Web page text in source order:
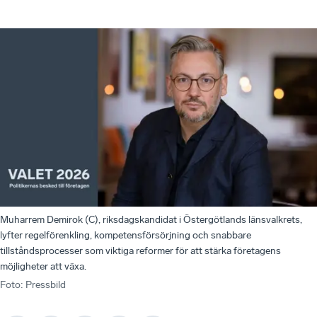
Muharrem Demirok (C), riksdagskandidat i Östergötlands länsvalkrets,
lyfter regelförenkling, kompetensförsörjning och snabbare
tillståndsprocesser som viktiga reformer för att stärka företagens
möjligheter att växa.
Foto: Pressbild